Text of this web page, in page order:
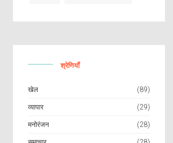
श्रेणियाँ
खेल (89)
व्यापार (29)
मनोरंजन (28)